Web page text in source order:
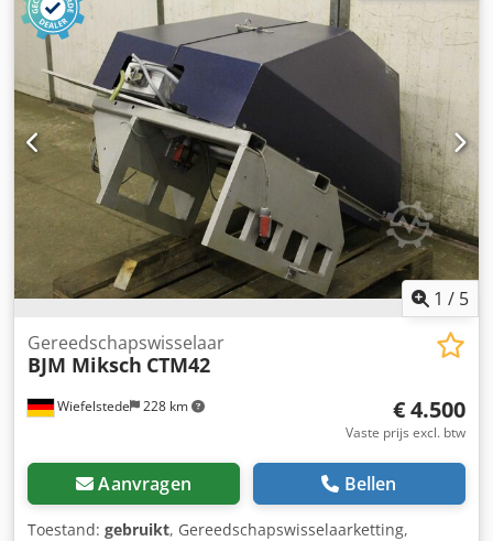
1 / 5
Wiefelstede 228 km
Gereedschapswisselaar
BJM Miksch CTM42
€ 4.500
Vaste prijs excl. btw
Aanvragen Bellen
Toestand: gebruikt, Gereedschapswisselaarketting,